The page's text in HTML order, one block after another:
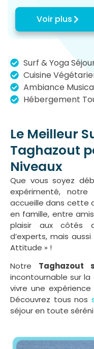
Voir plus
Surf & Yoga
Cuisine
Ambiance
Hébergement
Le Meilleur
Taghazout
Niveaux
Que vous soyez
expérimenté, notre
accueille dans cette
en famille, entre
plaisir aux côtés
d’experts, mais
Attitude » !
Notre Taghazout
incontournable sur
vivre une
Découvrez tous nos
séjour en toute